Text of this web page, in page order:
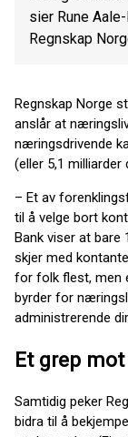
sier Rune
Regnskap
Regnskap Norge
anslår at
næringsdrivende
(eller 5,1
– Et av
til å velge bort
Bank viser at bare
skjer med
for folk flest, men
byrder for
administrerende
Et grep
Samtidig peker
bidra til å